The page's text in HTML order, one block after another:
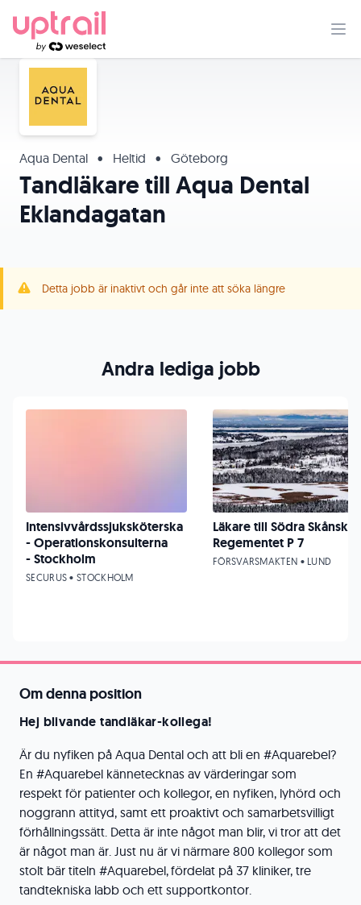
Aqua Dental • Heltid • Göteborg
Tandläkare till Aqua Dental
Eklandagatan
Detta jobb är inaktivt och går inte att söka längre
Om denna position
Hej blivande tandläkar-kollega!
Är du nyfiken på Aqua Dental och att bli en #Aquarebel?
En #Aquarebel kännetecknas av värderingar som
respekt för patienter och kollegor, en nyfiken, lyhörd och
noggrann attityd, samt ett proaktivt och samarbetsvilligt
förhållningssätt. Detta är inte något man blir, vi tror att det
är något man är. Just nu är vi närmare 800 kollegor som
stolt bär titeln #Aquarebel, fördelat på 37 kliniker, tre
tandtekniska labb och ett supportkontor.
Andra lediga jobb
Intensivvårdssjuksköterska
- Operationskonsulterna
- Stockholm
SECURUS • STOCKHOLM
Läkare till Södra Skånska
Regementet P 7
FÖRSVARSMAKTEN • LUND